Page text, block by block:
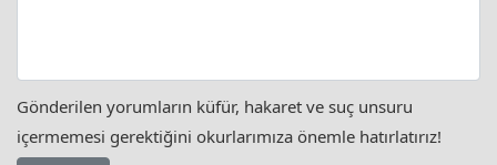
Gönderilen yorumların küfür, hakaret ve suç unsuru
içermemesi gerektiğini okurlarımıza önemle hatırlatırız!